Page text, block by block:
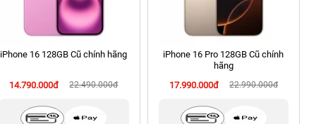
iPhone 16 128GB Cũ chính hãng
14.790.000đ 22.490.000đ
iPhone 16 Pro 128GB Cũ chính
hãng
17.990.000đ
22.990.000đ